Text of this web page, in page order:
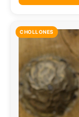
CHOLLONES